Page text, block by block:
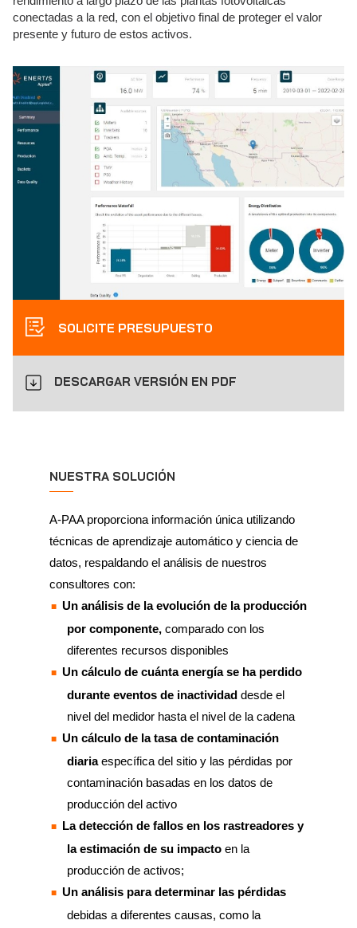
conectadas a la red, con el objetivo final de proteger el valor
presente y futuro de estos activos.
SOLICITE PRESUPUESTO
DESCARGAR VERSIÓN EN PDF
NUESTRA SOLUCIÓN
A-PAA proporciona información única utilizando
técnicas de aprendizaje automático y ciencia de
datos, respaldando el análisis de nuestros
consultores con:
Un análisis de la evolución de la producción
por componente, comparado con los
diferentes recursos disponibles
Un cálculo de cuánta energía se ha perdido
durante eventos de inactividad desde el
nivel del medidor hasta el nivel de la cadena
Un cálculo de la tasa de contaminación
diariaespecífica del sitio y las pérdidas por
contaminación basadas en los datos de
producción del activo
La detección de fallos en los rastreadores y
la estimación de su impacto en la
producción de activos;
Un análisis para determinar las pérdidas
debidas a diferentes causas, como la